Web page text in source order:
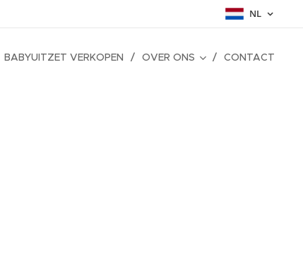
NL
BABYUITZET VERKOPEN OVER ONS CONTACT